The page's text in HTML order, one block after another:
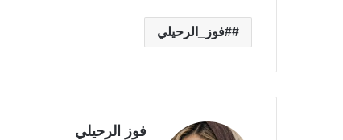
#فوز_الرحيلي
فوز الرحيلي